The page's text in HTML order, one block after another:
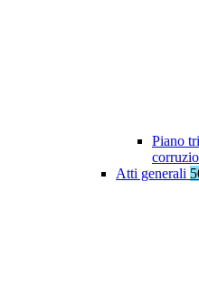
Piano
Atti generali